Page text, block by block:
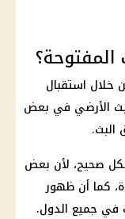
المفتوحة؟
خلال استقبال
البث الأرضي في بعض
صحيح، لأن بعض
كما أن ظهور
في جميع الدول.